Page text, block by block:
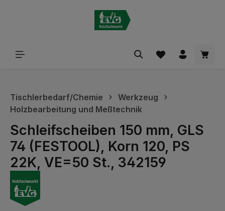
Tischlerbedarf/Chemie
Werkzeug
Holzbearbeitung und Meßtechnik
Schleifscheiben 150 mm, GLS
74 (FESTOOL), Korn 120, PS
22K, VE=50 St., 342159